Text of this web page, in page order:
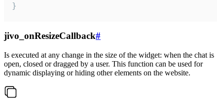
}
jivo_onResizeCallback#
Is executed at any change in the size of the widget: when the chat is
open, closed or dragged by a user. This function can be used for
dynamic displaying or hiding other elements on the website.